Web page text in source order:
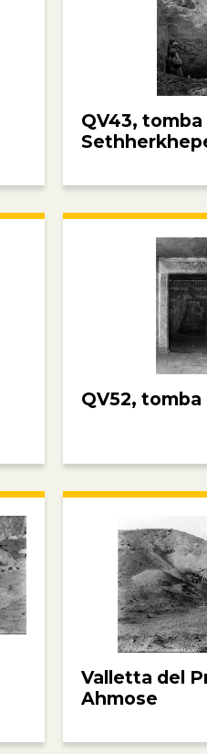
QV43, tomba
QV52,
Valletta del
Ahmose